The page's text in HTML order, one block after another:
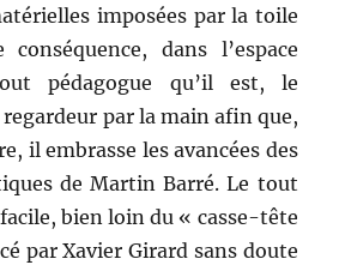
imposées par la toile
dans l’espace
pédagogue qu’il est, le
par la main afin que,
il embrasse les avancées des
de Martin Barré. Le tout
bien loin du « casse-tête
par Xavier Girard sans doute